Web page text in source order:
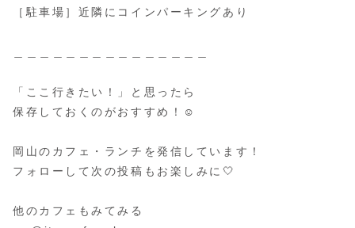
［駐車場］近隣にコインパーキングあり
「ここ行きたい！」と思ったら
保存しておくのがおすすめ！☺️
岡山のカフェ・ランチを発信しています！
フォローして次の投稿もお楽しみに🤍
他のカフェもみてみる